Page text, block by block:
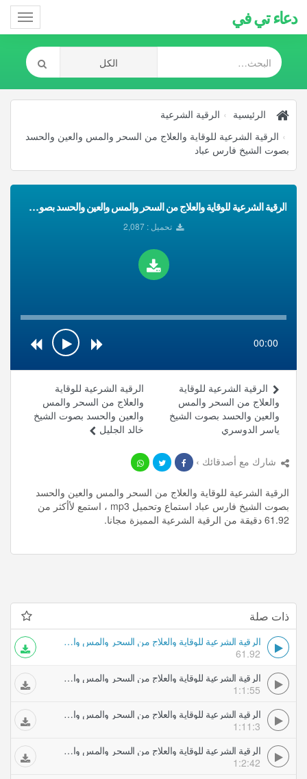
دعاء تي في
الرئيسية
الرقية الشرعية
الرقية الشرعية للوقاية والعلاج من السحر والمس والعين والحسد
بصوت الشيخ فارس عباد
الرقية الشرعية للوقاية والعلاج من السحر والمس والعين والحسد بصوت الشيخ فارس عباد تحميل Mp3
تحميل : 2,087
00:00
الرقية الشرعية للوقاية
والعلاج من السحر والمس
والعين والحسد بصوت الشيخ
خالد الجليل
الرقية الشرعية للوقاية
والعلاج من السحر والمس
والعين والحسد بصوت الشيخ
ياسر الدوسري
شارك مع أصدقائك ›
الرقية الشرعية للوقاية والعلاج من السحر والمس والعين والحسد
بصوت الشيخ فارس عباد استماع وتحميل mp3 ، استمع لأأكثر من
61.92 دقيقة من الرقية الشرعية المميزة مجانا.
ذات صلة
الرقية الشرعية للوقاية والعلاج من السحر والمس والعين والحسد بصوت الشيخ فارس عباد
61.92
الرقية الشرعية للوقاية والعلاج من السحر والمس والعين والحسد بصوت الشيخ فارس عباد
1:1:55
الرقية الشرعية للوقاية والعلاج من السحر والمس والعين والحسد بصوت الشيخ ماهر المعيقلي
1:11:3
الرقية الشرعية للوقاية والعلاج من السحر والمس والعين والحسد بصوت الشيخ أحمد العجمي
1:2:42